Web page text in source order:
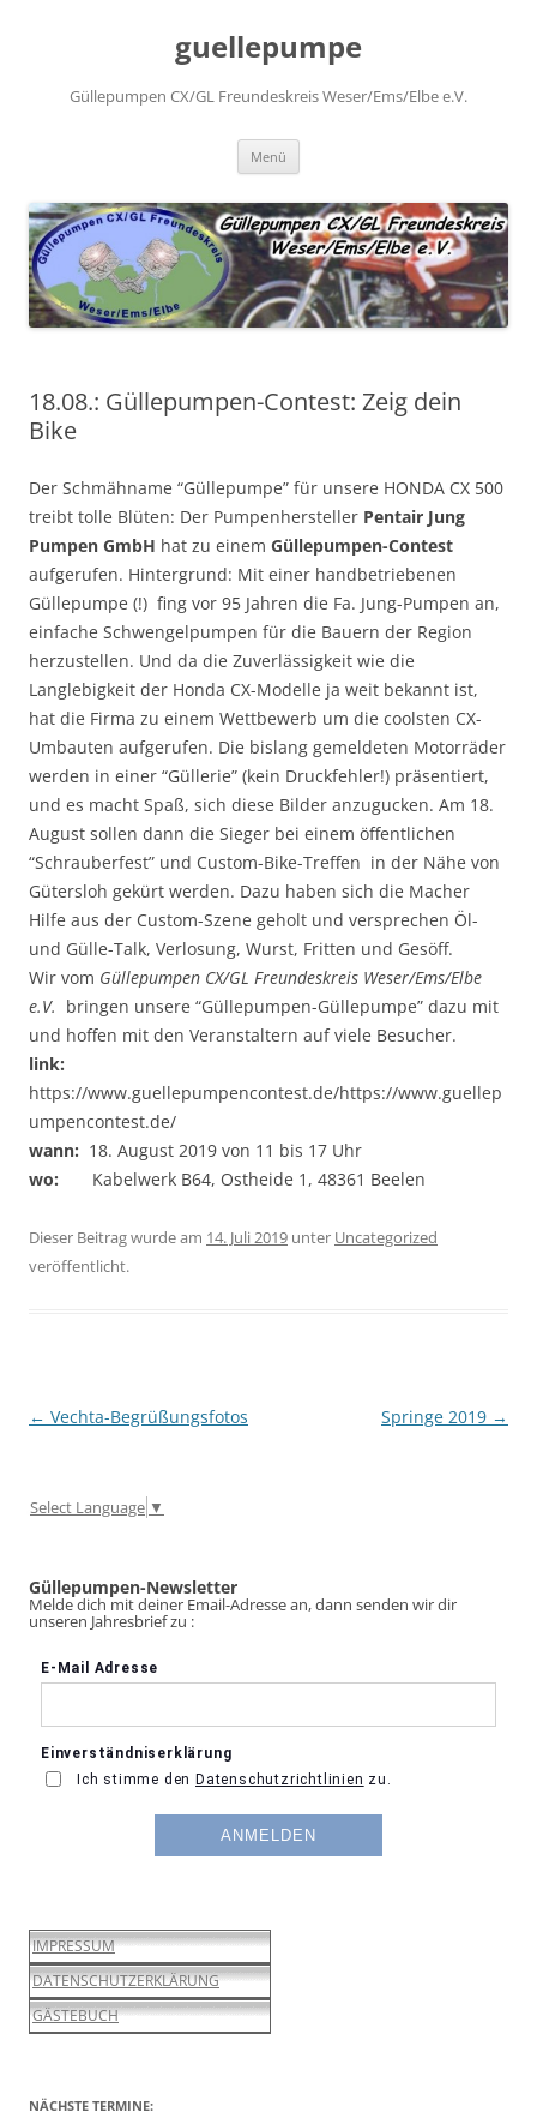
guellepumpe
Güllepumpen CX/GL Freundeskreis Weser/Ems/Elbe e.V.
Menü
18.08.: Güllepumpen-Contest: Zeig dein
Bike
Der Schmähname “Güllepumpe” für unsere HONDA CX 500
treibt tolle Blüten: Der Pumpenhersteller Pentair Jung
Pumpen GmbH hat zu einem Güllepumpen-Contest
aufgerufen. Hintergrund: Mit einer handbetriebenen
Güllepumpe (!) fing vor 95 Jahren die Fa. Jung-Pumpen an,
einfache Schwengelpumpen für die Bauern der Region
herzustellen. Und da die Zuverlässigkeit wie die
Langlebigkeit der Honda CX-Modelle ja weit bekannt ist,
hat die Firma zu einem Wettbewerb um die coolsten CX-
Umbauten aufgerufen. Die bislang gemeldeten Motorräder
werden in einer “Güllerie” (kein Druckfehler!) präsentiert,
und es macht Spaß, sich diese Bilder anzugucken. Am 18.
August sollen dann die Sieger bei einem öffentlichen
“Schrauberfest” und Custom-Bike-Treffen in der Nähe von
Gütersloh gekürt werden. Dazu haben sich die Macher
Hilfe aus der Custom-Szene geholt und versprechen Öl-
und Gülle-Talk, Verlosung, Wurst, Fritten und Gesöff.
Wir vom Güllepumpen CX/GL Freundeskreis Weser/Ems/Elbe
e.V. bringen unsere “Güllepumpen-Güllepumpe” dazu mit
und hoffen mit den Veranstaltern auf viele Besucher.
link:
https://www.guellepumpencontest.de/https://www.guellep
umpencontest.de/
wann: 18. August 2019 von 11 bis 17 Uhr
wo: Kabelwerk B64, Ostheide 1, 48361 Beelen
Dieser Beitrag wurde am 14. Juli 2019 unter Uncategorized
veröffentlicht.
Beitragsnavigation
← Vechta-Begrüßungsfotos Springe 2019 →
Select Language ▼
Güllepumpen-Newsletter
Melde dich mit deiner Email-Adresse an, dann senden wir dir
unseren Jahresbrief zu :
IMPRESSUM
DATENSCHUTZERKLÄRUNG
GÄSTEBUCH
NÄCHSTE TERMINE: